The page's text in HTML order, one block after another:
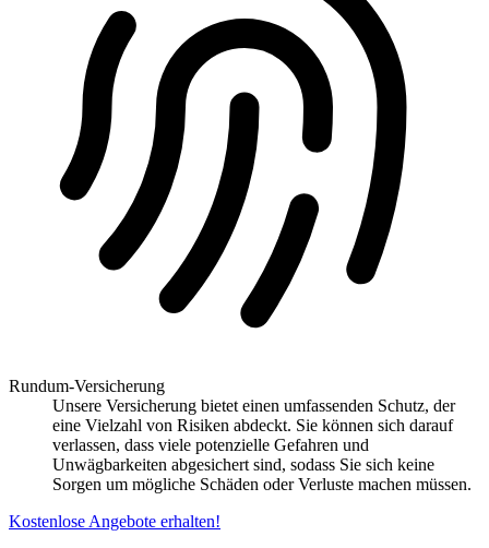
Rundum-Versicherung
Unsere Versicherung bietet einen umfassenden Schutz, der
eine Vielzahl von Risiken abdeckt. Sie können sich darauf
verlassen, dass viele potenzielle Gefahren und
Unwägbarkeiten abgesichert sind, sodass Sie sich keine
Sorgen um mögliche Schäden oder Verluste machen müssen.
Kostenlose Angebote erhalten!